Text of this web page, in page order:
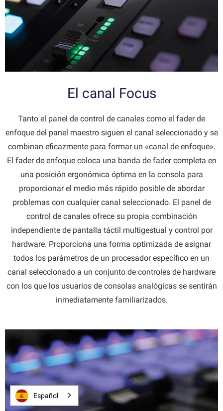
El canal Focus
Tanto el panel de control de canales como el fader de
enfoque del panel maestro siguen el canal seleccionado y se
combinan eficazmente para formar un «canal de enfoque».
El fader de enfoque coloca una banda de fader completa en
una posición ergonómica óptima en la consola para
proporcionar el medio más rápido posible de abordar
problemas con cualquier canal seleccionado. El panel de
control de canales ofrece su propia combinación
independiente de pantalla táctil multigestual y control por
hardware. Proporciona una forma optimizada de asignar
todos los parámetros de un procesador específico en un
canal seleccionado a un conjunto de controles de hardware
con los que los usuarios de consolas analógicas se sentirán
inmediatamente familiarizados.
Español